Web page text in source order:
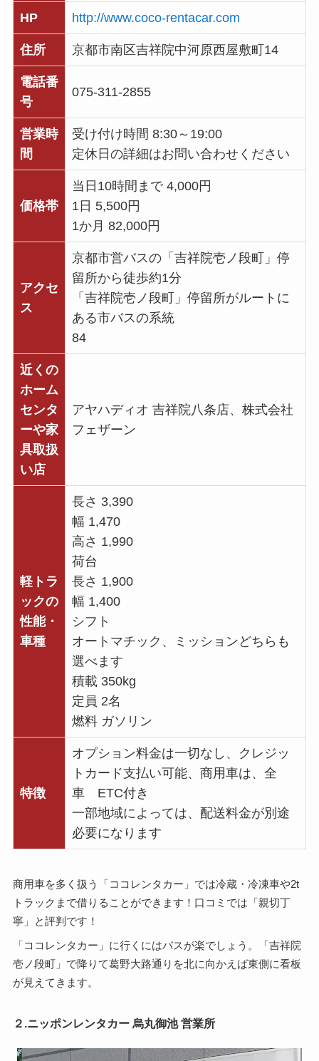
HP http://www.coco-rentacar.com
住所 京都市南区吉祥院中河原西屋敷町14
電話番
号
075-311-2855
営業時
間
受け付け時間 8:30～19:00
定休日の詳細はお問い合わせください
価格帯
当日10時間まで 4,000円
1日 5,500円
1か月 82,000円
アクセ
ス
京都市営バスの「吉祥院壱ノ段町」停
留所から徒歩約1分
「吉祥院壱ノ段町」停留所がルートに
ある市バスの系統
84
近くの
ホーム
センタ
ーや家
具取扱
い店
アヤハディオ 吉祥院八条店、株式会社
フェザーン
軽トラ
ックの
性能・
車種
長さ 3,390
幅 1,470
高さ 1,990
荷台
長さ 1,900
幅 1,400
シフト
オートマチック、ミッションどちらも
選べます
積載 350kg
定員 2名
燃料 ガソリン
特徴
オプション料金は一切なし、クレジッ
トカード支払い可能、商用車は、全
車 ETC付き
一部地域によっては、配送料金が別途
必要になります
商用車を多く扱う「ココレンタカー」では冷蔵・冷凍車や2t
トラックまで借りることができます！口コミでは「親切丁
寧」と評判です！
「ココレンタカー」に行くにはバスが楽でしょう。「吉祥院
壱ノ段町」で降りて葛野大路通りを北に向かえば東側に看板
が見えてきます。
２.ニッポンレンタカー 烏丸御池 営業所